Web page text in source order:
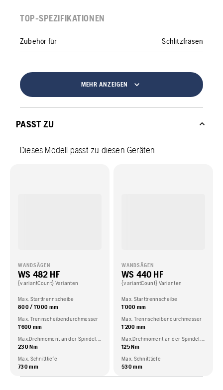
TOP-SPEZIFIKATIONEN
Zubehör für Schlitzfräsen
MEHR ANZEIGEN
PASST ZU
Dieses Modell passt zu diesen Geräten
WANDSÄGEN
WS 482 HF
{variantCount} Varianten
Max. Starttrennscheibe
800 / 1’000 mm
Max. Trennscheibendurchmesser
1’600 mm
Max.Drehmoment an der Spindel, Nm
230 Nm
Max. Schnitttiefe
730 mm
WANDSÄGEN
WS 440 HF
{variantCount} Varianten
Max. Starttrennscheibe
1’000 mm
Max. Trennscheibendurchmesser
1’200 mm
Max.Drehmoment an der Spindel, Nm
125 Nm
Max. Schnitttiefe
530 mm